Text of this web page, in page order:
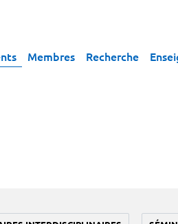
Membres Recherche